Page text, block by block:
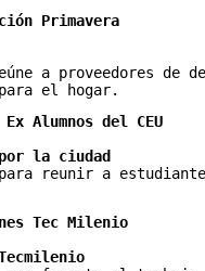
Primavera
a proveedores de
el hogar.
Alumnos del CEU
la ciudad
reunir a
Tec Milenio